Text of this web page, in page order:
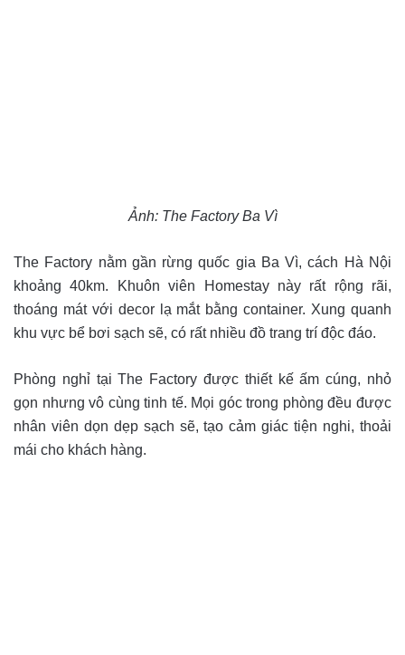
Ảnh: The Factory Ba Vì
The Factory nằm gần rừng quốc gia Ba Vì, cách Hà Nội
khoảng 40km. Khuôn viên Homestay này rất rộng rãi,
thoáng mát với decor lạ mắt bằng container. Xung quanh
khu vực bể bơi sạch sẽ, có rất nhiều đồ trang trí độc đáo.
Phòng nghỉ tại The Factory được thiết kế ấm cúng, nhỏ
gọn nhưng vô cùng tinh tế. Mọi góc trong phòng đều được
nhân viên dọn dẹp sạch sẽ, tạo cảm giác tiện nghi, thoải
mái cho khách hàng.